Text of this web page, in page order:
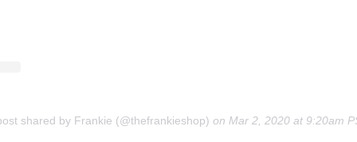
shared by Frankie (@thefrankieshop) on Mar 2, 2020 at 9:20am